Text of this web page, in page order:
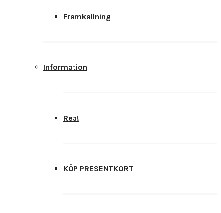
Framkallning
Information
Rea!
KÖP PRESENTKORT